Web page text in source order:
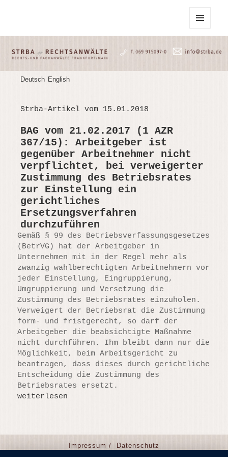
WIDGETS
Deutsch English
Strba-Artikel vom 15.01.2018
BAG vom 21.02.2017 (1 AZR
367/15): Arbeitgeber ist
gegenüber Arbeitnehmer nicht
verpflichtet, bei verweigerter
Zustimmung des Betriebsrates
zur Einstellung ein
gerichtliches
Ersetzungsverfahren
durchzuführen
Gemäß § 99 des Betriebsverfassungsgesetzes
(BetrVG) hat der Arbeitgeber in
Unternehmen mit in der Regel mehr als
zwanzig wahlberechtigten Arbeitnehmern vor
jeder Einstellung, Eingruppierung,
Umgruppierung und Versetzung die
Zustimmung des Betriebsrates einzuholen.
Verweigert der Betriebsrat die Zustimmung
form- und fristgerecht, so darf der
Arbeitgeber die beabsichtigte Maßnahme
nicht durchführen. Ihm bleibt dann nur die
Möglichkeit, beim Arbeitsgericht zu
beantragen, dass dieses durch gerichtliche
Entscheidung die Zustimmung des
Betriebsrates ersetzt.
weiterlesen
Impressum / Datenschutz